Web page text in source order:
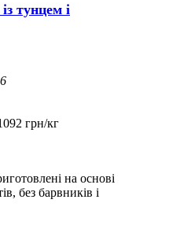
тунцем і
грн/кг
на основі
без барвників і